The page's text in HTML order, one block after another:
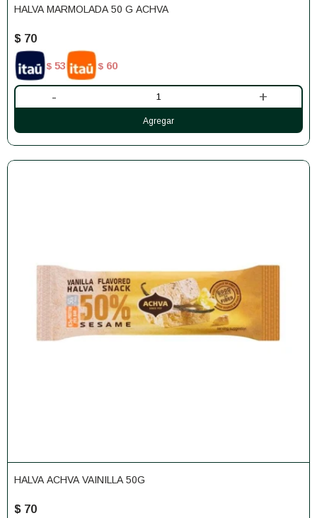
HALVA MARMOLADA 50 G ACHVA
$ 70
$ 53 $ 60
- +
HALVA ACHVA VAINILLA 50G
$ 70